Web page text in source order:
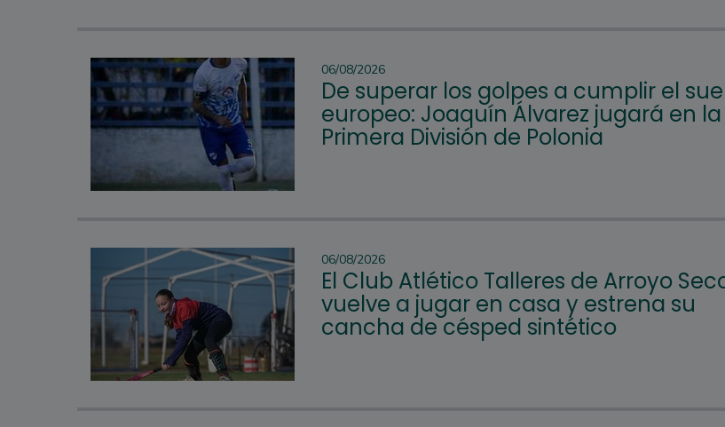
06/08/2026
De superar los golpes a cumplir el
europeo: Joaquín Álvarez jugará en la
Primera División de Polonia
06/08/2026
El Club Atlético Talleres de Arroyo
vuelve a jugar en casa y estrena su
cancha de césped sintético